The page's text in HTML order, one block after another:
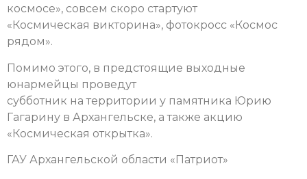
космосе», совсем скоро стартуют
«Космическая викторина», фотокросс «Космос
рядом».
Помимо этого, в предстоящие выходные
юнармейцы проведут
субботник на территории у памятника Юрию
Гагарину в Архангельске, а также акцию
«Космическая открытка».
ГАУ Архангельской области «Патриот»